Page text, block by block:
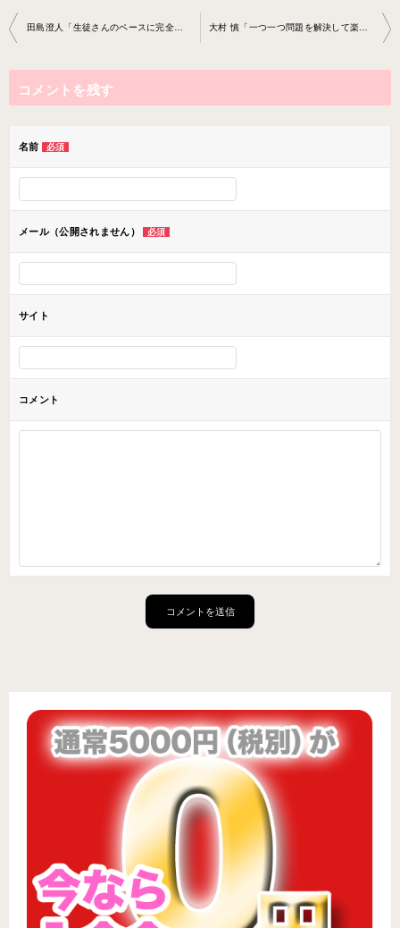
投
稿
ナ
ビ
ョ
ン
田島澄人「生徒さんのペースに完全に合わせて進めていこうと思っております」 大村 慎「一つ一つ問題を解決して楽しく一緒に音楽していきましょう」
コメントを残す
名前 必須
メール（公開されません） 必須
サイト
コメント